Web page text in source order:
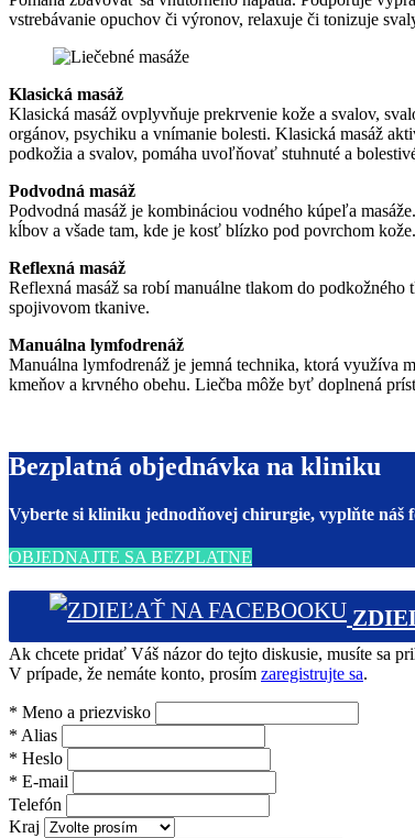
vstrebávanie opuchov či výronov, relaxuje či tonizuje
Klasická masáž
Klasická masáž ovplyvňuje prekrvenie kože a svalov,
orgánov, psychiku a vnímanie bolesti. Klasická masáž
podkožia a svalov, pomáha uvoľňovať stuhnuté a
Podvodná masáž
Podvodná masáž je kombináciou vodného kúpeľa
kĺbov a všade tam, kde je kosť blízko pod povrchom
Reflexná masáž
Reflexná masáž sa robí manuálne tlakom do
spojivovom tkanive.
Manuálna lymfodrenáž
Manuálna lymfodrenáž je jemná technika, ktorá využíva
kmeňov a krvného obehu. Liečba môže byť doplnená
Bezplatná objednávka na kliniku
Vyberte si kliniku jednodňovej chirurgie, vyplňte náš
OBJEDNAJTE SA BEZPLATNE
Ak chcete pridať Váš názor do tejto diskusie, musíte sa
V prípade, že nemáte konto, prosím zaregistrujte sa.
* Meno a priezvisko
* Alias
* Heslo
* E-mail
Telefón
Kraj